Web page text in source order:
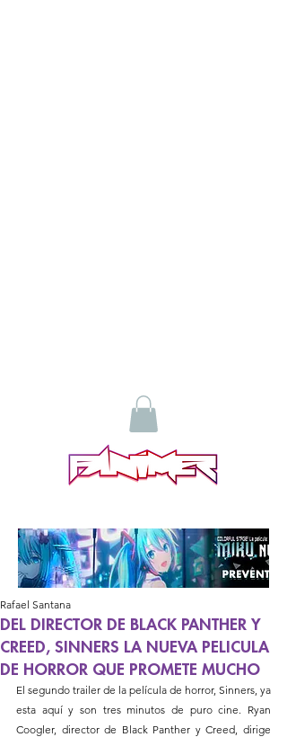
DEL DIRECTOR DE BLACK PANTHER Y
CREED, SINNERS LA NUEVA PELICULA
DE HORROR QUE PROMETE MUCHO
Rafael Santana
El segundo trailer de la película de horror, Sinners, ya
esta aquí y son tres minutos de puro cine. Ryan
Coogler, director de Black Panther y Creed, dirige